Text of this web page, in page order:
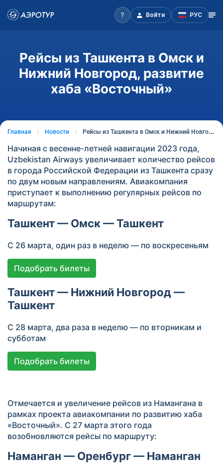
Войти РУС
Рейсы из Ташкента в Омск и
Нижний Новгород, развитие
хаба «Восточный»
Главная Новости Рейсы из Ташкента в Омск и Нижний Новгород, развитие хаба «Восточный»
Начиная с весенне-летней навигации 2023 года,
Uzbekistan Airways увеличивает количество рейсов
в города Российской Федерации из Ташкента сразу
по двум новым направлениям. Авиакомпания
приступает к выполнению регулярных рейсов по
маршрутам:
Ташкент — Омск — Ташкент
С 26 марта, один раз в неделю — по воскресеньям
Подобрать билеты
Ташкент — Нижний Новгород —
Ташкент
С 28 марта, два раза в неделю — по вторникам и
субботам
Подобрать билеты
Отмечается и увеличение рейсов из Намангана в
рамках проекта авиакомпании по развитию хаба
«Восточный». С 27 марта этого года
возобновляются рейсы по маршруту:
Наманган — Оренбург — Наманган